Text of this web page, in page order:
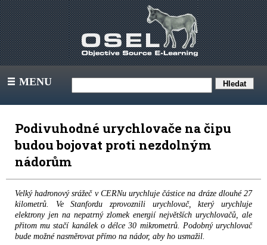
III MENU
Podivuhodné urychlovače na čipu
budou bojovat proti nezdolným
nádorům
Velký hadronový srážeč v CERNu urychluje částice na dráze dlouhé 27
kilometrů. Ve Stanfordu zprovoznili urychlovač, který urychluje
elektrony jen na nepatrný zlomek energií největších urychlovačů, ale
přitom mu stačí kanálek o délce 30 mikrometrů. Podobný urychlovač
bude možné nasměrovat přímo na nádor, aby ho usmažil.